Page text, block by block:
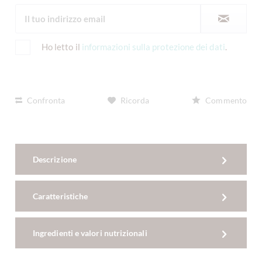
Ho letto il informazioni sulla protezione dei dati.
Confronta Ricorda Commento
Descrizione
Caratteristiche
Ingredienti e valori nutrizionali